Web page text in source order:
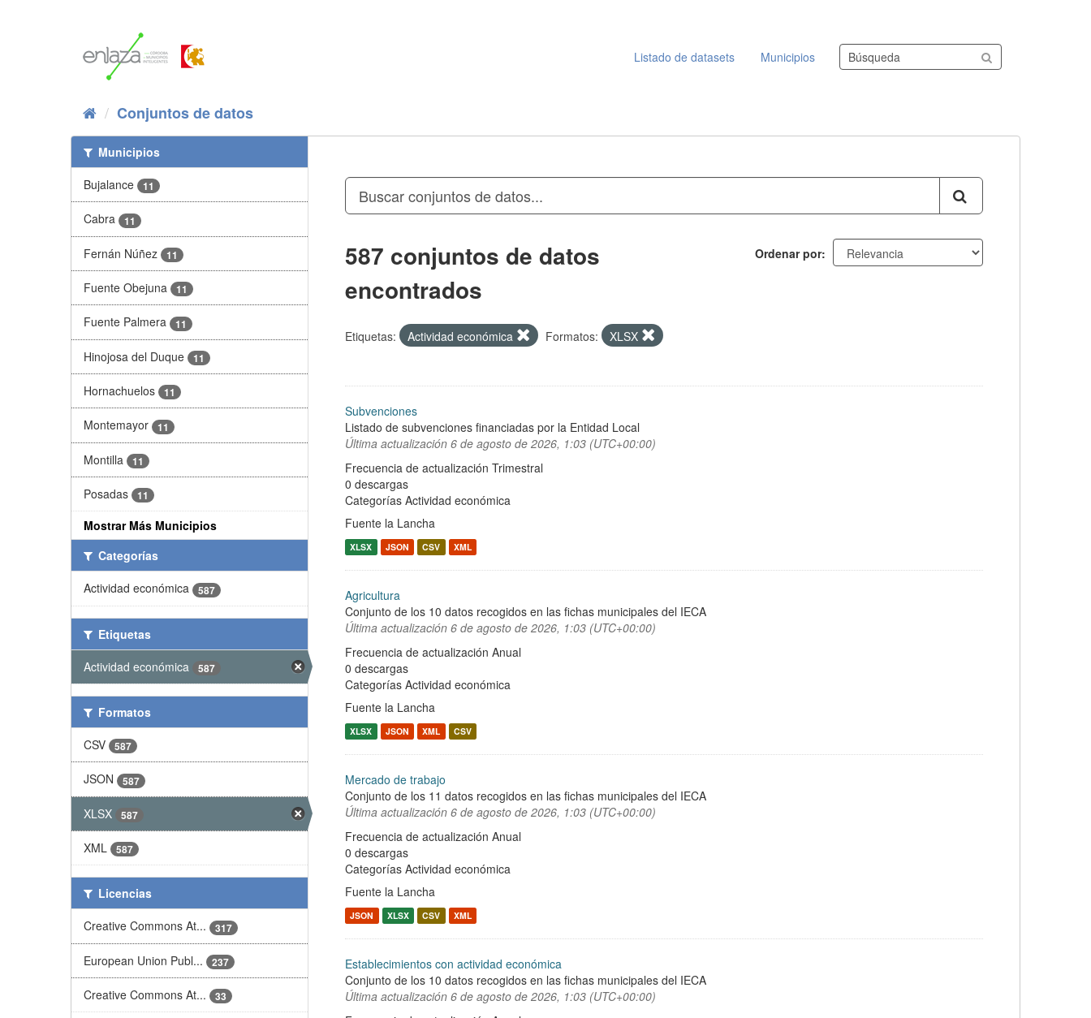
Listado de datasets
Municipios Buscar conjuntos de datos
Conjuntos de datos
Municipios
Bujalance
11
Cabra 11
Fernán Núñez 11
Fuente Obejuna 11
Fuente Palmera 11
Hinojosa del Duque 11
Hornachuelos 11
Montemayor 11
Montilla 11
Posadas 11
Mostrar Más Municipios
Categorías
Actividad económica
587
Etiquetas
Actividad económica
587
Formatos
CSV
587
JSON 587
XLSX 587
XML 587
Licencias
Creative Commons At...
317
European Union Publ... 237
Creative Commons At... 33
Ordenar por
587 conjuntos de datos
encontrados
Etiquetas: Actividad económica Formatos: XLSX
Subvenciones
Listado de subvenciones financiadas por la Entidad Local
Última actualización 6 de agosto de 2026, 1:03 (UTC+00:00)
Frecuencia de actualización Trimestral
0 descargas
Categorías Actividad económica
Fuente la Lancha
XLSX JSON CSV XML
Agricultura
Conjunto de los 10 datos recogidos en las fichas municipales del IECA
Última actualización 6 de agosto de 2026, 1:03 (UTC+00:00)
Frecuencia de actualización Anual
0 descargas
Categorías Actividad económica
Fuente la Lancha
XLSX JSON XML CSV
Mercado de trabajo
Conjunto de los 11 datos recogidos en las fichas municipales del IECA
Última actualización 6 de agosto de 2026, 1:03 (UTC+00:00)
Frecuencia de actualización Anual
0 descargas
Categorías Actividad económica
Fuente la Lancha
JSON XLSX CSV XML
Establecimientos con actividad económica
Conjunto de los 10 datos recogidos en las fichas municipales del IECA
Última actualización 6 de agosto de 2026, 1:03 (UTC+00:00)